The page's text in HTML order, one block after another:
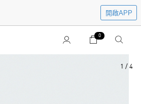
開啟APP
0
1 / 4